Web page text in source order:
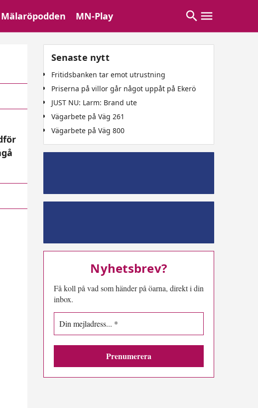
Mälaröpodden MN-Play
Senaste nytt
Fritidsbanken tar emot utrustning
Priserna på villor går något uppåt på Ekerö
JUST NU: Larm: Brand ute
Vägarbete på Väg 261
Vägarbete på Väg 800
Nyhetsbrev?
Få koll på vad som händer på öarna, direkt i din
inbox.